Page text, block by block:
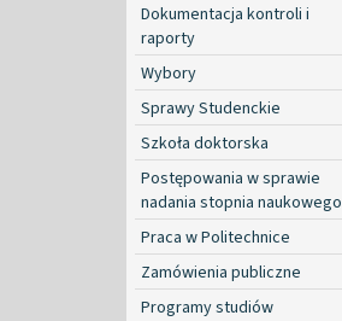
Dokumentacja kontroli i
raporty
Wybory
Sprawy Studenckie
Szkoła doktorska
Postępowania w sprawie
nadania stopnia naukowego
Praca w Politechnice
Zamówienia publiczne
Programy studiów